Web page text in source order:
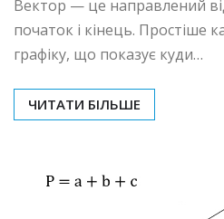
Вектор — це направлений
початок і кінець. Простіше
графіку, що показує куди…
ЧИТАТИ БІЛЬШЕ